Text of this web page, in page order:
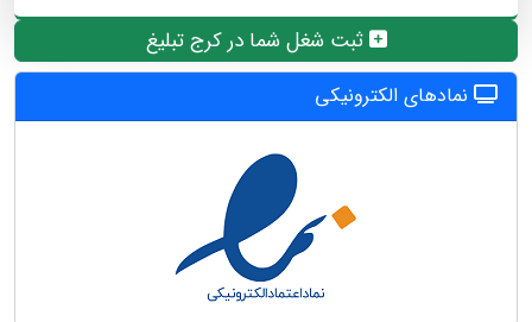
ثبت شغل شما در کرج تبلیغ
نمادهای الکترونیکی